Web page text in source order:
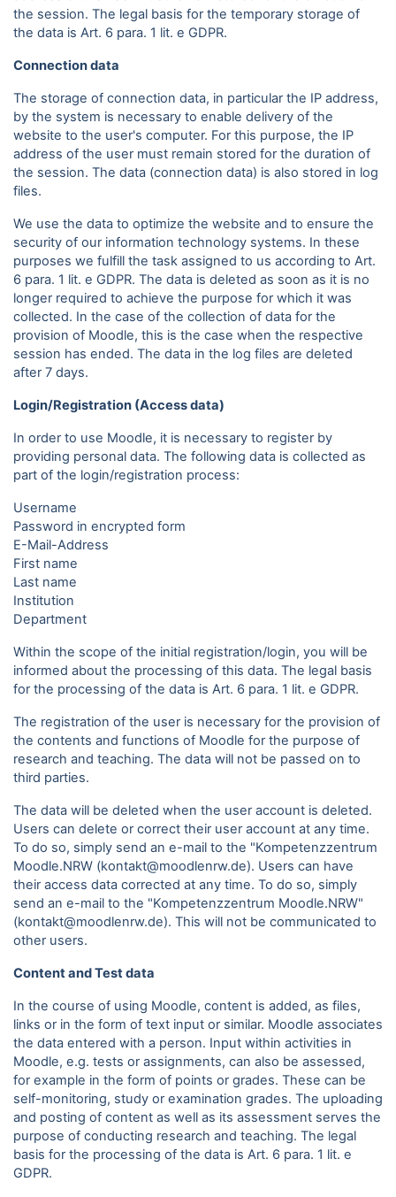
the session. The legal basis for the temporary storage of
the data is Art. 6 para. 1 lit. e GDPR.
Connection data
The storage of connection data, in particular the IP address,
by the system is necessary to enable delivery of the
website to the user's computer. For this purpose, the IP
address of the user must remain stored for the duration of
the session. The data (connection data) is also stored in log
files.
We use the data to optimize the website and to ensure the
security of our information technology systems. In these
purposes we fulfill the task assigned to us according to Art.
6 para. 1 lit. e GDPR. The data is deleted as soon as it is no
longer required to achieve the purpose for which it was
collected. In the case of the collection of data for the
provision of Moodle, this is the case when the respective
session has ended. The data in the log files are deleted
after 7 days.
Login/Registration (Access data)
In order to use Moodle, it is necessary to register by
providing personal data. The following data is collected as
part of the login/registration process:
Username
Password in encrypted form
E-Mail-Address
First name
Last name
Institution
Department
Within the scope of the initial registration/login, you will be
informed about the processing of this data. The legal basis
for the processing of the data is Art. 6 para. 1 lit. e GDPR.
The registration of the user is necessary for the provision of
the contents and functions of Moodle for the purpose of
research and teaching. The data will not be passed on to
third parties.
The data will be deleted when the user account is deleted.
Users can delete or correct their user account at any time.
To do so, simply send an e-mail to the "Kompetenzzentrum
Moodle.NRW (kontakt@moodlenrw.de). Users can have
their access data corrected at any time. To do so, simply
send an e-mail to the "Kompetenzzentrum Moodle.NRW"
(kontakt@moodlenrw.de). This will not be communicated to
other users.
Content and Test data
In the course of using Moodle, content is added, as files,
links or in the form of text input or similar. Moodle associates
the data entered with a person. Input within activities in
Moodle, e.g. tests or assignments, can also be assessed,
for example in the form of points or grades. These can be
self-monitoring, study or examination grades. The uploading
and posting of content as well as its assessment serves the
purpose of conducting research and teaching. The legal
basis for the processing of the data is Art. 6 para. 1 lit. e
GDPR.